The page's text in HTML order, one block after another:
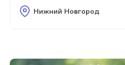
Нижний Новгород